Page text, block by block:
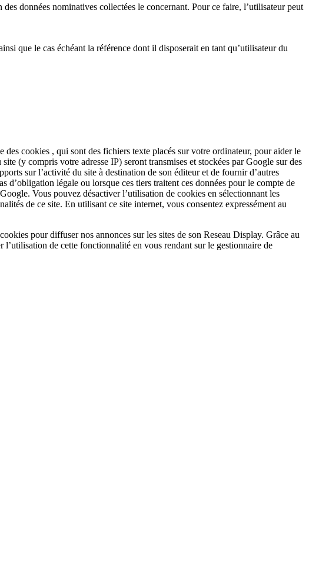
données nominatives collectées le concernant. Pour ce faire, l’utilisateur peut
que le cas échéant la référence dont il disposerait en tant qu’utilisateur du
cookies , qui sont des fichiers texte placés sur votre ordinateur, pour aider le
(y compris votre adresse IP) seront transmises et stockées par Google sur des
sur l’activité du site à destination de son éditeur et de fournir d’autres
d’obligation légale ou lorsque ces tiers traitent ces données pour le compte de
Vous pouvez désactiver l’utilisation de cookies en sélectionnant les
de ce site. En utilisant ce site internet, vous consentez expressément au
pour diffuser nos annonces sur les sites de son Reseau Display. Grâce au
de cette fonctionnalité en vous rendant sur le gestionnaire de